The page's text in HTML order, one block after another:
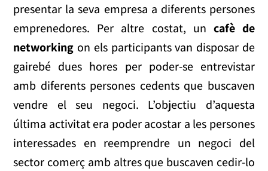
presentar la seva empresa a diferents persones
emprenedores. Per altre costat, un cafè de
networking on els participants van disposar de
gairebé dues hores per poder-se entrevistar
amb diferents persones cedents que buscaven
vendre el seu negoci. L’objectiu d’aquesta
última activitat era poder acostar a les persones
interessades en reemprendre un negoci del
sector comerç amb altres que buscaven cedir-lo